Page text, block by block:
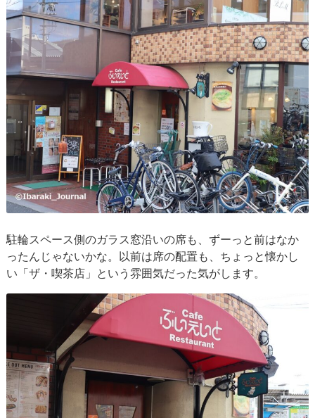
駐輪スペース側のガラス窓沿いの席も、ずーっと前はなか
ったんじゃないかな。以前は席の配置も、ちょっと懐かし
い「ザ・喫茶店」という雰囲気だった気がします。